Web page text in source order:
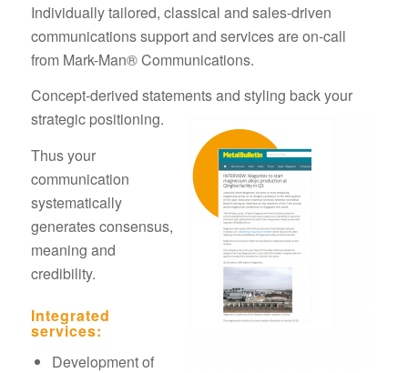
Individually tailored, classical and sales-driven
communications support and services are on-call
from Mark-Man® Communications.
Concept-derived statements and styling back your
strategic positioning.
Thus your
communication
systematically
generates consensus,
meaning and
credibility.
Integrated
services:
Development of